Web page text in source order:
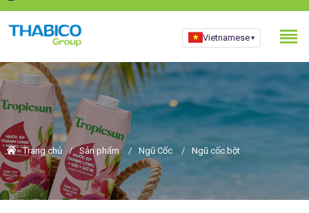
Vietnamese▾
Trang chủ Sản phẩm Ngũ Cốc Ngũ cốc bột